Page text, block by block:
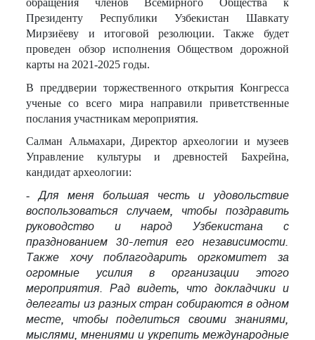
обращения членов Всемирного Общества к
Президенту Республики Узбекистан Шавкату
Мирзиёеву и итоговой резолюции. Также будет
проведен обзор исполнения Обществом дорожной
карты на 2021-2025 годы.
В преддверии торжественного открытия Конгресса
ученые со всего мира направили приветственные
послания участникам мероприятия.
Салман Альмахари, Директор археологии и музеев
Управление культуры и древностей Бахрейна,
кандидат археологии:
-Для меня большая честь и удовольствие
воспользоваться случаем, чтобы поздравить
руководство и народ Узбекистана с
празднованием 30-летия его независимости.
Также хочу поблагодарить оргкомитет за
огромные усилия в организации этого
мероприятия. Рад видеть, что докладчики и
делегаты из разных стран собираются в одном
месте, чтобы поделиться своими знаниями,
мыслями, мнениями и укрепить международные